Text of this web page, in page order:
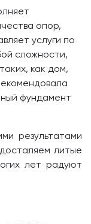
опор,
услуги по
сложности,
как дом,
фундамент
результатами
литые
лет радуют